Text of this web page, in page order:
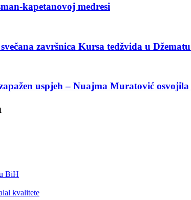
kapetanovoj medresi
završnica Kursa tedžvida u
uspjeh – Nuajma Muratović
BiH
kvalitete